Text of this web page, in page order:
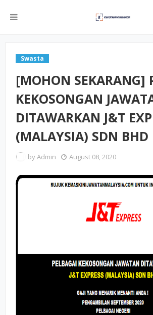
Swasta
[MOHON SEKARANG]
KEKOSONGAN
DITAWARKAN J&T
(MALAYSIA) SDN BHD
byAdmin August 08, 2020